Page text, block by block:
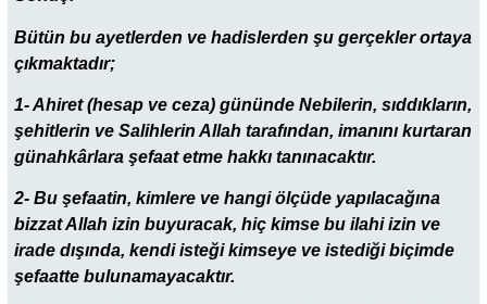
Bütün bu ayetlerden ve hadislerden şu gerçekler ortaya
çıkmaktadır;
1- Ahiret (hesap ve ceza) gününde Nebilerin, sıddıkların,
şehitlerin ve Salihlerin Allah tarafından, imanını kurtaran
günahkârlara şefaat etme hakkı tanınacaktır.
2- Bu şefaatin, kimlere ve hangi ölçüde yapılacağına
bizzat Allah izin buyuracak, hiç kimse bu ilahi izin ve
irade dışında, kendi isteği kimseye ve istediği biçimde
şefaatte bulunamayacaktır.